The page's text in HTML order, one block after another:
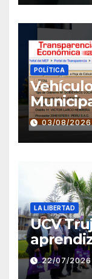
POLÍTICA
Larco
de
Clement
03/08/2026
LA LIBERTAD
UCV
artificial
Gemini
22/07/2026